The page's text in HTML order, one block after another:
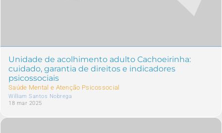
Unidade de acolhimento adulto Cachoeirinha:
cuidado, garantia de direitos e indicadores
psicossociais
Saúde Mental e Atenção Psicossocial
William Santos Nobrega
18 mar 2025